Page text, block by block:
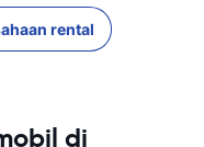
rental
di